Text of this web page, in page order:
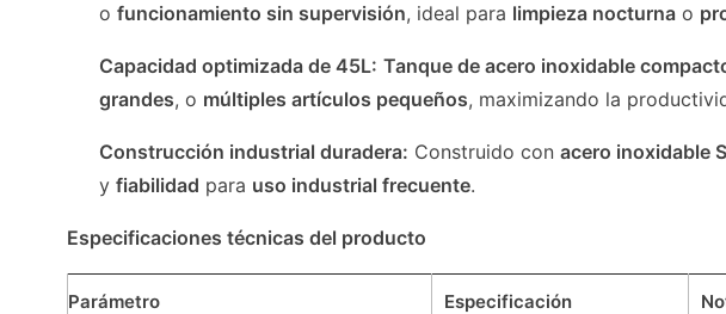
ofuncionamiento sin supervisión, ideal para limpieza nocturna o
Capacidad optimizada de 45L: Tanque de acero inoxidable
grandes, o múltiples artículos pequeños, maximizando la
Construcción industrial duradera: Construido conacero inoxidable
yfiabilidad para uso industrial frecuente.
Especificaciones técnicas del producto
Parámetro Especificación